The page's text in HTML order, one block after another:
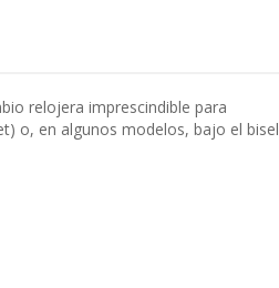
relojera imprescindible para
o, en algunos modelos, bajo el bisel